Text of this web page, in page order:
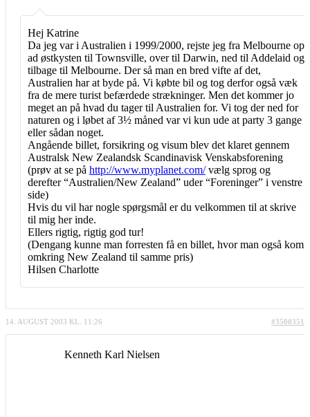
Hej Katrine
Da jeg var i Australien i 1999/2000, rejste jeg fra Melbourne op
ad østkysten til Townsville, over til Darwin, ned til Addelaid og
tilbage til Melbourne. Der så man en bred vifte af det,
Australien har at byde på. Vi købte bil og tog derfor også væk
fra de mere turist befærdede strækninger. Men det kommer jo
meget an på hvad du tager til Australien for. Vi tog der ned for
naturen og i løbet af 3½ måned var vi kun ude at party 3 gange
eller sådan noget.
Angående billet, forsikring og visum blev det klaret gennem
Australsk New Zealandsk Scandinavisk Venskabsforening
(prøv at se på http://www.myplanet.com/vælg sprog og
derefter “Australien/New Zealand” uder “Foreninger” i venstre
side)
Hvis du vil har nogle spørgsmål er du velkommen til at skrive
til mig her inde.
Ellers rigtig, rigtig god tur!
(Dengang kunne man forresten få en billet, hvor man også kom
omkring New Zealand til samme pris)
Hilsen Charlotte
14. AUGUST 2003 KL. 11:26 #3500351
Kenneth Karl Nielsen